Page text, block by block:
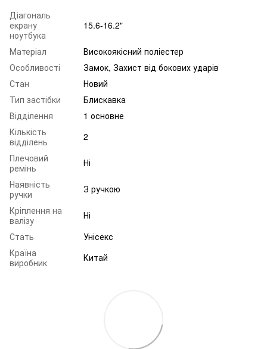
Діагональ
екрану
ноутбука
15.6-16.2"
Матеріал
Високоякісний поліестер
Особливості
Замок, Захист від бокових ударів
Стан
Новий
Тип застібки
Блискавка
Відділення
1 основне
Кількість
відділень
2
Плечовий
ремінь
Ні
Наявність
ручки
З ручкою
Кріплення на
валізу
Ні
Стать
Унісекс
Країна
виробник
Китай